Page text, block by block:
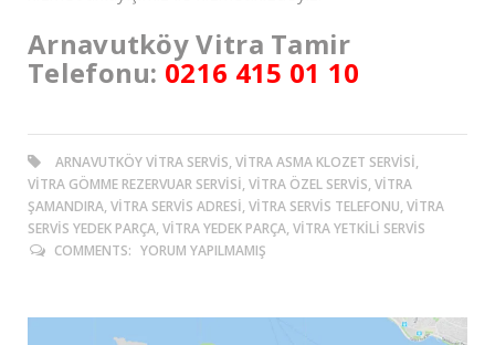
Arnavutköy Vitra Tamir
Telefonu: 0216 415 01 10
ARNAVUTKÖY VITRA SERVIS, VITRA ASMA KLOZET SERVISI,
VITRA GÖMME REZERVUAR SERVISI, VITRA ÖZEL SERVIS, VITRA
ŞAMANDIRA, VITRA SERVIS ADRESI, VITRA SERVIS TELEFONU, VITRA
SERVIS YEDEK PARÇA, VITRA YEDEK PARÇA, VITRA YETKILI SERVIS
COMMENTS: YORUM YAPILMAMIŞ